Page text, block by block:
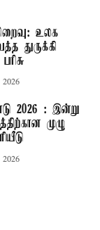
உலக
துருக்கி
2026 : இன்று
முழு